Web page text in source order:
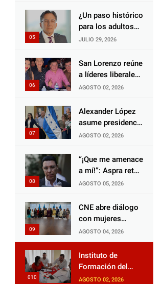
Choloma es
consolidar un
Estado que
y abandona al
inocente.
2026
¿Un paso histórico
para los adultos
mayores?
impulsada por el
diputado Salomón
Honduras
JULIO 29, 2026
San Lorenzo reúne
a líderes liberales
en jornada de
unidad
AGOSTO 02, 2026
Alexander López
asume presidencia
del Consejo
de El Progreso
para el Censo
AGOSTO 02, 2026
“¡Que me amenace
a mí!”: Aspra reta
a JOH y exige que
AGOSTO 05, 2026
CNE abre diálogo
con mujeres
políticas para
impulsar reformas
electorales
AGOSTO 04, 2026
Instituto de
Formación del
Partido Liberal
AGOSTO 02, 2026